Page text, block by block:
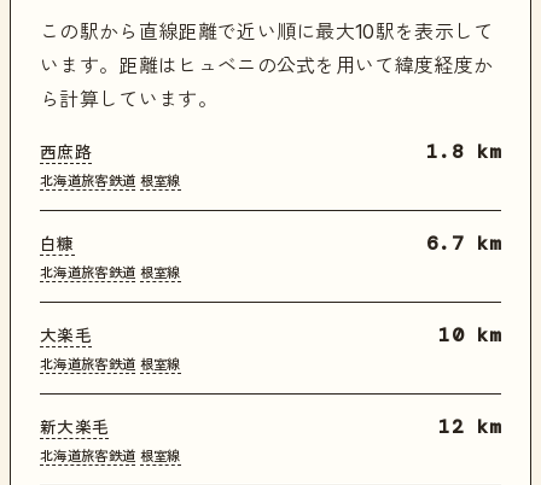
この駅から直線距離で近い順に最大10駅を表示して
います。距離はヒュベニの公式を用いて緯度経度か
ら計算しています。
西庶路
北海道旅客鉄道 根室線
1.8 km
白糠
北海道旅客鉄道 根室線
6.7 km
大楽毛
北海道旅客鉄道 根室線
10 km
新大楽毛
北海道旅客鉄道 根室線
12 km